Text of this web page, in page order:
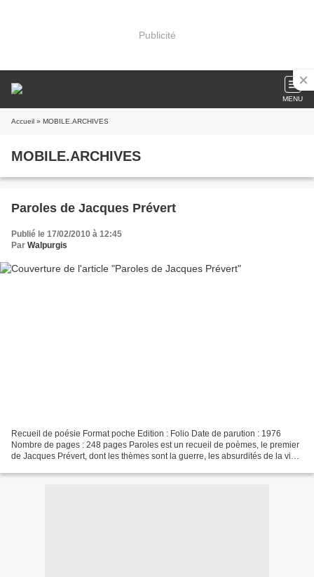
Publicité
MENU
Accueil » MOBILE.ARCHIVES
MOBILE.ARCHIVES
Paroles de Jacques Prévert
Publié le 17/02/2010 à 12:45
Par Walpurgis
Recueil de poésie Format poche Edition : Folio Date de parution : 1976
Nombre de pages : 248 pages Paroles est un recueil de poèmes, le premier
de Jacques Prévert, dont les thèmes sont la guerre, les absurdités de la vie